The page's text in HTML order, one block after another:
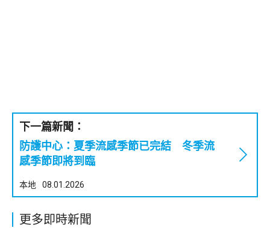
下一篇新聞：
防護中心：夏季流感季節已完結 冬季流
感季節即將到臨
本地 08.01.2026
更多即時新聞